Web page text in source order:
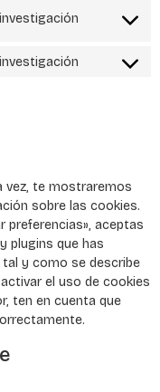
vez, te mostraremos
sobre las cookies.
preferencias», aceptas
plugins que has
y como se describe
el uso de cookies
ten en cuenta que